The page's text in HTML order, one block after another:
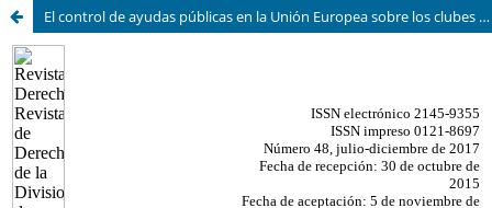
El control de ayudas públicas en la Unión Europea sobre los clubes del fútbol español